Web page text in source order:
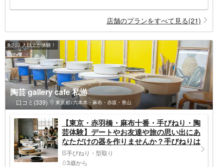
店舗のプランをすべて見る(21)
8,700 人以上が体験！
陶芸 gallery cafe 私游
口コミ(339) 東京都>六本木・麻布・赤坂・青山
【東京・赤羽橋・麻布十番・手びねり・陶
芸体験】デートやお友達や旅の思い出にあ
なただけの器を作りませんか？手びねりは
自由に形を作れます。スタッフか丁寧にサ
ポートしますので安心（赤羽橋駅の裏）
手びねり・型取り
3歳から